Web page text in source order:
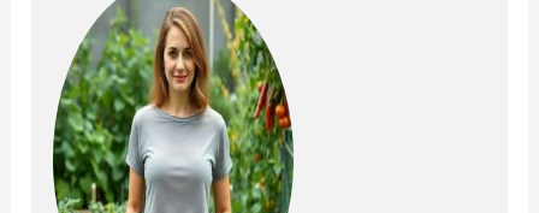
résultats de tonte
Système intelligent : le
SILENO life détecte de lui-
même les passages étroits
et les tond de manière
fiable et sans laisser de
traces Silencieux et
écologique :